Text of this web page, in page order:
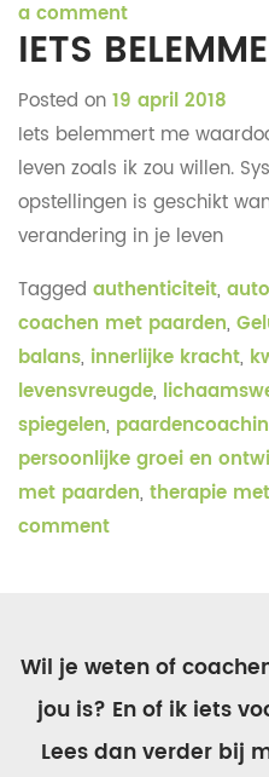
a comment
IETS
Posted on 19 april 2018
Iets belemmert me
leven zoals ik zou willen.
opstellingen is geschikt
verandering in je leven
Tagged authenticiteit,
coachen met paarden,
balans, innerlijke kracht,
levensvreugde,
spiegelen,
persoonlijke groei en
met paarden, therapie
comment
Wil je weten of
jou is? En of ik iets
Lees dan verder bij